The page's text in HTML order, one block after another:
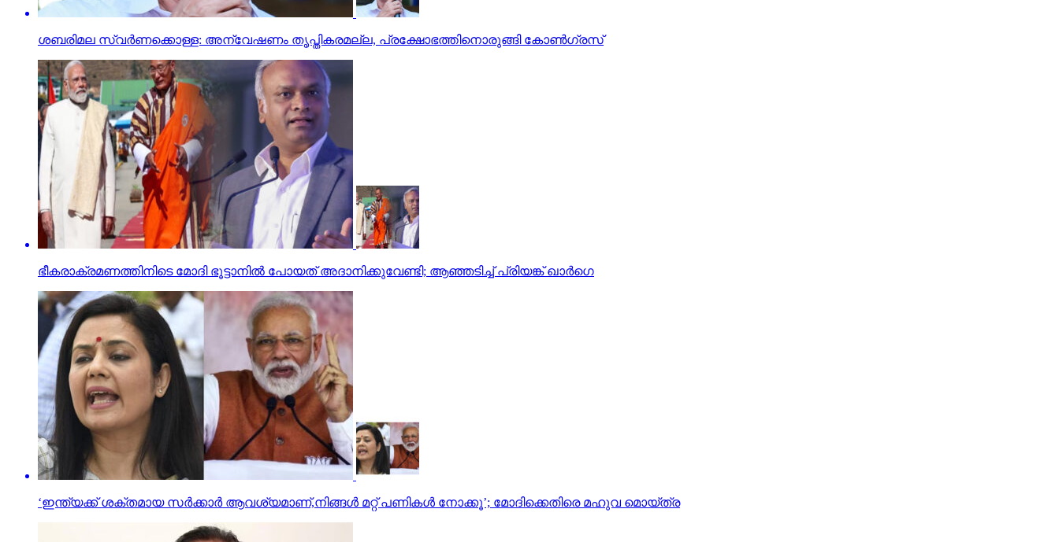
ശബരിമല സ്വര്‍ണക്കൊള്ള: അന്വേഷണം തൃപ്തികരമല്ല, പ്രക്ഷോഭത്തിനൊരുങ്ങി കോണ്‍ഗ്രസ്
ഭീകരാക്രമണത്തിനിടെ മോദി ഭൂട്ടാനില്‍ പോയത് അദാനിക്കുവേണ്ടി; ആഞ്ഞടിച്ച് പ്രിയങ്ക് ഖാര്‍ഗെ
‘ഇന്ത്യക്ക് ശക്തമായ സർക്കാർ ആവശ്യമാണ്,നിങ്ങൾ മറ്റ് പണികൾ നോക്കൂ’; മോദിക്കെതിരെ മഹുവ മൊയ്ത്ര